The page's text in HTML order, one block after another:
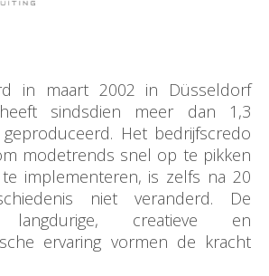
in maart 2002 in Düsseldorf
sindsdien meer dan 1,3
Het bedrijfscredo
modetrends snel op te pikken
implementeren, is zelfs na 20
niet veranderd. De
langdurige, creatieve en
ervaring vormen de kracht